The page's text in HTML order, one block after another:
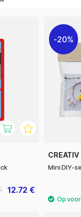
12.72 €
20%
Mini DIY-